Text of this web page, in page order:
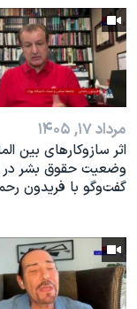
نرگس محمدی برنده
همایش
صفحه‌های ویژه
سفر پرزیدنت ترامپمرداد ۱۷, ۱۴۰۵
اثر ساز‌و‌کارهای بین
وضعیت حقوق بشر در
گفت‌وگو با فریدون